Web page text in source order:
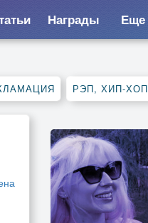
Награды Еще
РЭП, ХИП-ХОП